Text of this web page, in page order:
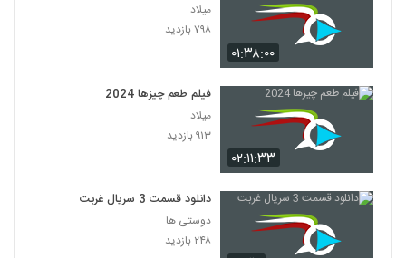
۰۱:۳۸:۰۰
میلاد
۷۹۸ بازدید
۰۲:۱۱:۳۳
فیلم طعم چیزها 2024
میلاد
۹۱۳ بازدید
دانلود قسمت 3 سریال غربت
دوستی ها
۲۴۸ بازدید